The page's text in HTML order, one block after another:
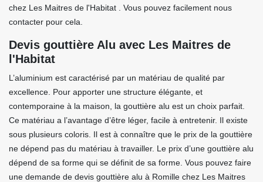
chez Les Maitres de l'Habitat . Vous pouvez facilement nous
contacter pour cela.
Devis gouttière Alu avec Les Maitres de
l'Habitat
L’aluminium est caractérisé par un matériau de qualité par
excellence. Pour apporter une structure élégante, et
contemporaine à la maison, la gouttière alu est un choix parfait.
Ce matériau a l’avantage d’être léger, facile à entretenir. Il existe
sous plusieurs coloris. Il est à connaître que le prix de la gouttière
ne dépend pas du matériau à travailler. Le prix d’une gouttière alu
dépend de sa forme qui se définit de sa forme. Vous pouvez faire
une demande de devis gouttière alu à Romille chez Les Maitres